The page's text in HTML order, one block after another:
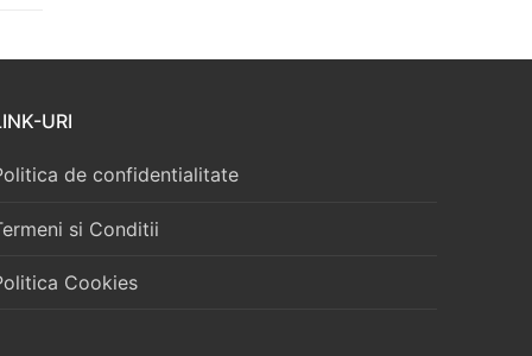
URI
de confidentialitate
si Conditii
Cookies